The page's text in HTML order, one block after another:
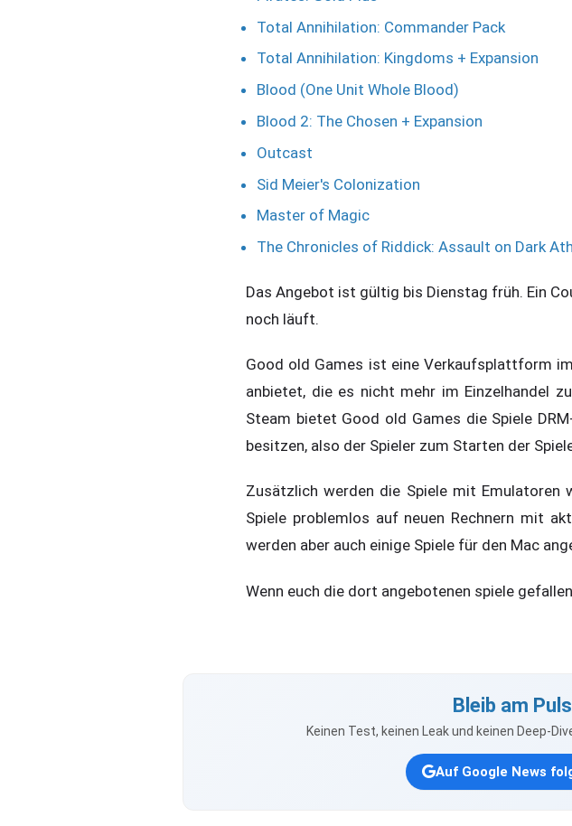
Total Annihilation: Commander Pack
Total Annihilation: Kingdoms + Expansion
Blood (One Unit Whole Blood)
Blood 2: The Chosen + Expansion
Outcast
Sid Meier's Colonization
Master of Magic
The Chronicles of Riddick: Assault on Dark
Das Angebot ist gültig bis Dienstag früh. Ein
noch läuft.
Good old Games ist eine Verkaufsplattform
anbietet, die es nicht mehr im Einzelhandel
Steam bietet Good old Games die Spiele
besitzen, also der Spieler zum Starten der
Zusätzlich werden die Spiele mit Emulatoren
Spiele problemlos auf neuen Rechnern mit
werden aber auch einige Spiele für den Mac
Wenn euch die dort angebotenen spiele
Bleib am
Keinen Test, keinen Leak und keinen Deep-
Auf Google News